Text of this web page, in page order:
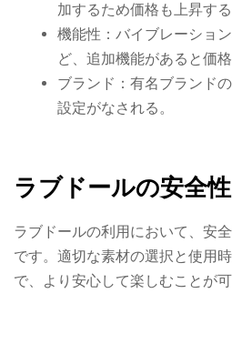
加するため価格も上昇する
機能性：バイブレーショ
ど、追加機能があると価格
ブランド：有名ブランド
設定がなされる。
ラブドールの安全
ラブドールの利用において、安
です。適切な素材の選択と使用
で、より安心して楽しむことが可